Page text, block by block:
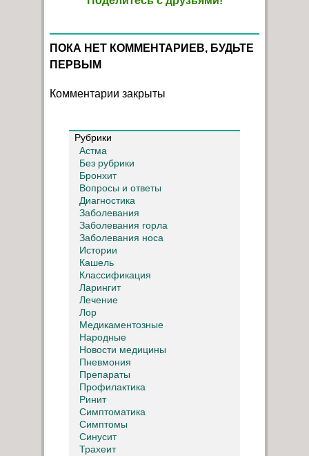
ПОКА НЕТ КОММЕНТАРИЕВ, БУДЬТЕ
ПЕРВЫМ
Комментарии закрыты
Рубрики
Астма
Без рубрики
Бронхит
Вопросы и ответы
Диагностика
Заболевания
Заболевания горла
Заболевания носа
Истории
Кашель
Классификация
Ларингит
Лечение
Лор
Медикаментозные
Народные
Новости медицины
Пневмония
Препараты
Профилактика
Ринит
Симптоматика
Симптомы
Синусит
Трахеит